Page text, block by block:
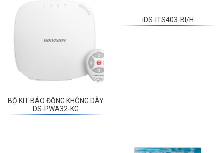
BỘ KIT BÁO ĐỘNG KHÔNG DÂY
DS-PWA32-KG
iDS-ITS403-BI/H